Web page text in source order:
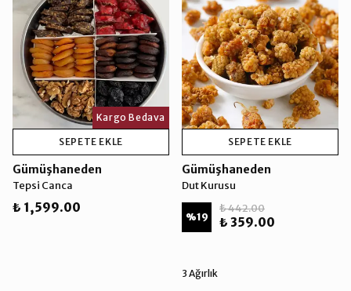
Kargo Bedava Kargo Bedava
SEPETE EKLE
Gümüşhaneden
Tepsi Canca
₺ 1,599.00
SEPETE EKLE
Gümüşhaneden
Dut Kurusu
%19
₺ 442.00
₺ 359.00
3 Ağırlık